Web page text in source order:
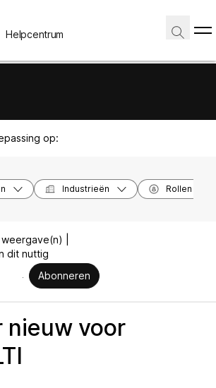
Helpcentrum
op:
Industrieën Rollen
|
dit nuttig
Abonneren
nieuw voor